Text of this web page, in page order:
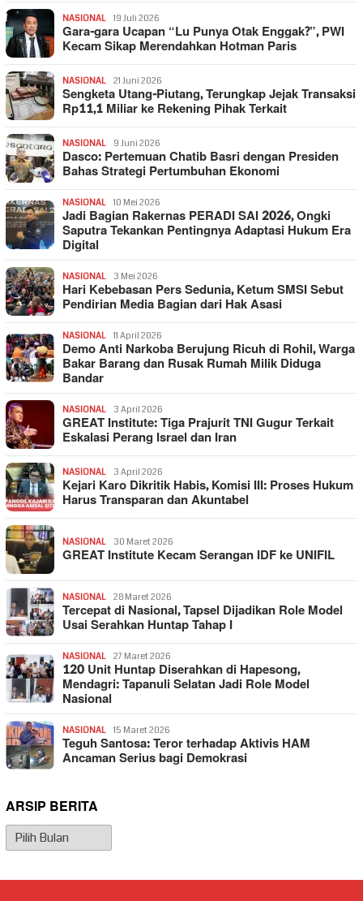
NASIONAL 19 Juli 2026
Gara-gara Ucapan “Lu Punya Otak Enggak?”, PWI
Kecam Sikap Merendahkan Hotman Paris
NASIONAL 21 Juni 2026
Sengketa Utang-Piutang, Terungkap Jejak Transaksi
Rp11,1 Miliar ke Rekening Pihak Terkait
NASIONAL 9 Juni 2026
Dasco: Pertemuan Chatib Basri dengan Presiden
Bahas Strategi Pertumbuhan Ekonomi
NASIONAL 10 Mei 2026
Jadi Bagian Rakernas PERADI SAI 2026, Ongki
Saputra Tekankan Pentingnya Adaptasi Hukum Era
Digital
NASIONAL 3 Mei 2026
Hari Kebebasan Pers Sedunia, Ketum SMSI Sebut
Pendirian Media Bagian dari Hak Asasi
NASIONAL 11 April 2026
Demo Anti Narkoba Berujung Ricuh di Rohil, Warga
Bakar Barang dan Rusak Rumah Milik Diduga
Bandar
NASIONAL 3 April 2026
GREAT Institute: Tiga Prajurit TNI Gugur Terkait
Eskalasi Perang Israel dan Iran
NASIONAL 3 April 2026
Kejari Karo Dikritik Habis, Komisi III: Proses Hukum
Harus Transparan dan Akuntabel
NASIONAL 30 Maret 2026
GREAT Institute Kecam Serangan IDF ke UNIFIL
NASIONAL 28 Maret 2026
Tercepat di Nasional, Tapsel Dijadikan Role Model
Usai Serahkan Huntap Tahap I
NASIONAL 27 Maret 2026
120 Unit Huntap Diserahkan di Hapesong,
Mendagri: Tapanuli Selatan Jadi Role Model
Nasional
NASIONAL 15 Maret 2026
Teguh Santosa: Teror terhadap Aktivis HAM
Ancaman Serius bagi Demokrasi
ARSIP BERITA
Arsip
Berita